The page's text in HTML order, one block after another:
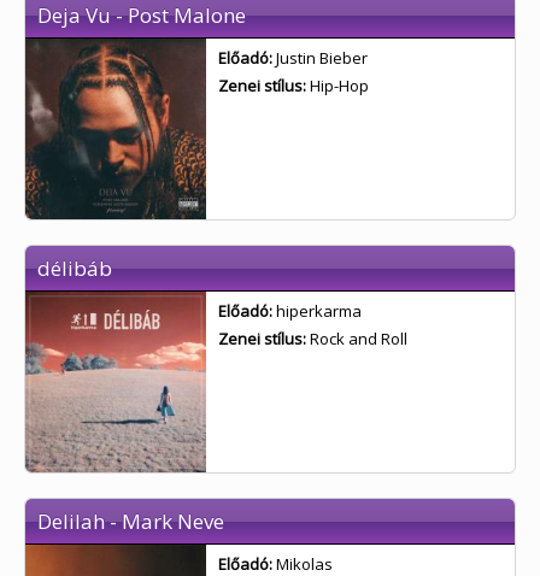
Deja Vu - Post Malone
Előadó:Justin Bieber
Zenei stílus:Hip-Hop
délibáb
Előadó:hiperkarma
Zenei stílus:Rock and Roll
Delilah - Mark Neve
Előadó:Mikolas